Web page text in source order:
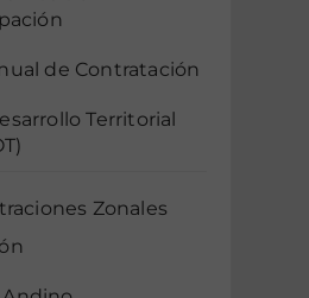
de Contratación
Territorial
Zonales